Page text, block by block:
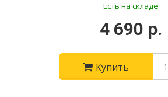
Есть на складе
4 690 р.
Купить